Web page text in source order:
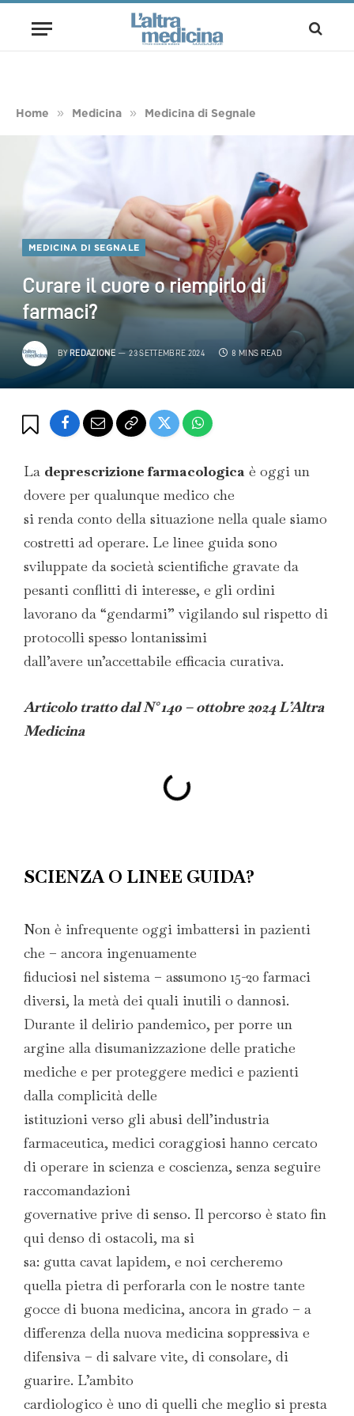
Home » Medicina » Medicina di Segnale
MEDICINA DI SEGNALE
Curare il cuore o riempirlo di
farmaci?
BY REDAZIONE 23 SETTEMBRE 2024 8 MINS READ
La deprescrizione farmacologica è oggi un
dovere per qualunque medico che
si renda conto della situazione nella quale siamo
costretti ad operare. Le linee guida sono
sviluppate da società scientifiche gravate da
pesanti conflitti di interesse, e gli ordini
lavorano da “gendarmi” vigilando sul rispetto di
protocolli spesso lontanissimi
dall’avere un’accettabile efficacia curativa.
Articolo tratto dal N° 140 – ottobre 2024 L’Altra
Medicina
SCIENZA O LINEE GUIDA?
Non è infrequente oggi imbattersi in pazienti
che – ancora ingenuamente
fiduciosi nel sistema – assumono 15-20 farmaci
diversi, la metà dei quali inutili o dannosi.
Durante il delirio pandemico, per porre un
argine alla disumanizzazione delle pratiche
mediche e per proteggere medici e pazienti
dalla complicità delle
istituzioni verso gli abusi dell’industria
farmaceutica, medici coraggiosi hanno cercato
di operare in scienza e coscienza, senza seguire
raccomandazioni
governative prive di senso. Il percorso è stato fin
qui denso di ostacoli, ma si
sa: gutta cavat lapidem, e noi cercheremo
quella pietra di perforarla con le nostre tante
gocce di buona medicina, ancora in grado – a
differenza della nuova medicina soppressiva e
difensiva – di salvare vite, di consolare, di
guarire. L’ambito
cardiologico è uno di quelli che meglio si presta